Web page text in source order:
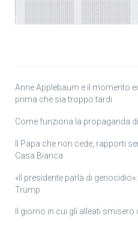
Anne Applebaum e il momento
prima che sia troppo tardi
Come funziona la propaganda
Il Papa che non cede, rapporti
Casa Bianca
«Il presidente parla di
Trump
Il giorno in cui gli alleati smisero